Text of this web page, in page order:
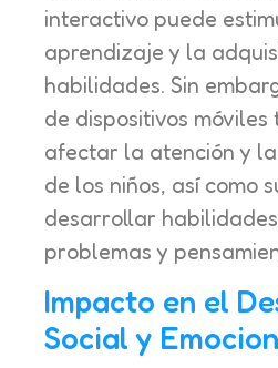
interactivo puede
aprendizaje y la
habilidades. Sin
de dispositivos
afectar la atención y
de los niños, así como
desarrollar
problemas y
Impacto en el
Social y